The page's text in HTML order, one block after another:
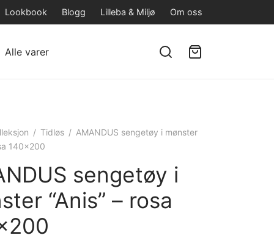
Lookbook Blogg Lilleba & Miljø Om oss
Alle varer
/ Tidløs / AMANDUS sengetøy i mønster
140×200
sengetøy i
“Anis” – rosa